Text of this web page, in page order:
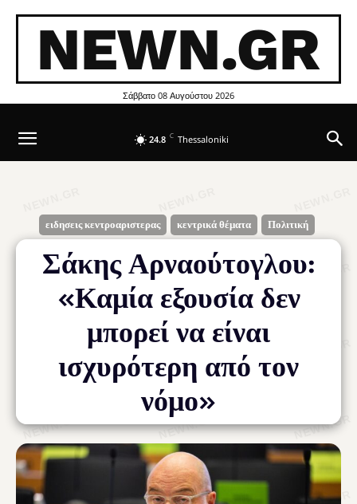
NEWN.GR
Σάββατο 08 Αυγούστου 2026
24.8 C Thessaloniki
ειδησεις κεντροαριστερας κεντρικά θέματα Πολιτική
Σάκης Αρναούτογλου:
«Καμία εξουσία δεν
μπορεί να είναι
ισχυρότερη από τον
νόμο»